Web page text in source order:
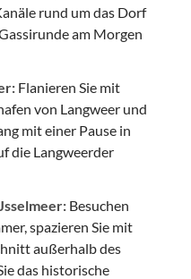
rund um das Dorf
am Morgen
Flanieren Sie mit
von Langweer und
mit einer Pause in
die Langweerder
Besuchen
spazieren Sie mit
außerhalb des
das historische